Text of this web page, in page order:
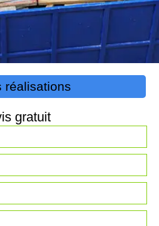
réalisations
gratuit